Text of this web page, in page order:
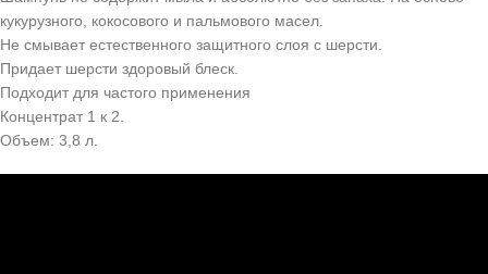
кукурузного, кокосового и пальмового масел.
Не смывает естественного защитного слоя с шерсти.
Придает шерсти здоровый блеск.
Подходит для частого применения
Концентрат 1 к 2.
Объем: 3,8 л.